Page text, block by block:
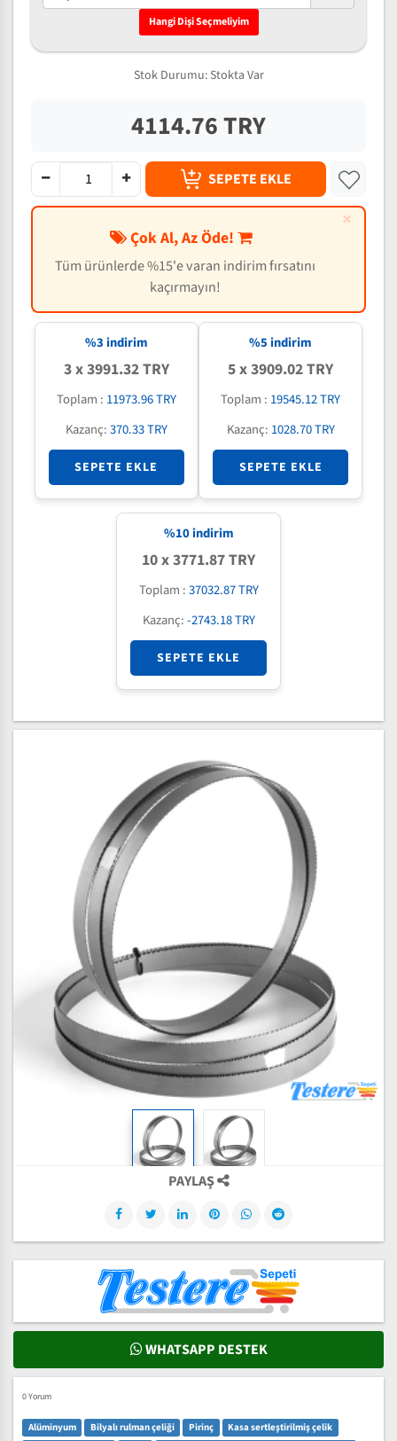
Hangi Dişi Seçmeliyim
Stok Durumu: Stokta Var
4114.76 TRY
SEPETE EKLE
×
Çok Al, Az Öde!
Tüm ürünlerde %15'e varan indirim fırsatını
kaçırmayın!
%3 indirim
3 x 3991.32 TRY
Toplam : 11973.96 TRY
Kazanç:370.33 TRY
SEPETE EKLE
%5 indirim
5 x 3909.02 TRY
Toplam : 19545.12 TRY
Kazanç: 1028.70 TRY
SEPETE EKLE
%10indirim
10 x 3771.87 TRY
Toplam :37032.87 TRY
Kazanç:-2743.18 TRY
SEPETE EKLE
PAYLAŞ
WHATSAPP DESTEK
0 Yorum
Alüminyum Bilyalı rulman çeliği Pirinç
Kasa sertleştirilmiş çelik